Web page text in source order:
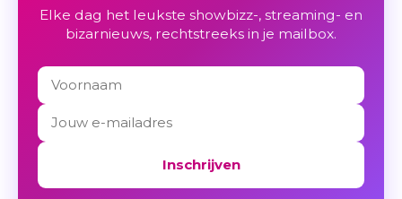
Elke dag het leukste showbizz-, streaming- en
bizarnieuws, rechtstreeks in je mailbox.
Inschrijven